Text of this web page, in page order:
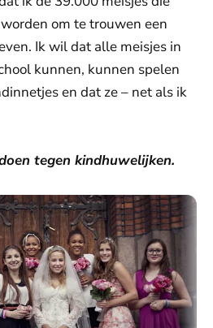
om te trouwen een
Ik wil dat alle meisjes in
kunnen, kunnen spelen
en dat ze – net als ik
tegen kindhuwelijken.